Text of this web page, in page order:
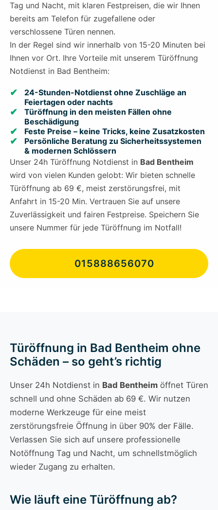
Tag und Nacht, mit klaren Festpreisen, die wir Ihnen
bereits am Telefon für zugefallene oder
verschlossene Türen nennen.
In der Regel sind wir innerhalb von 15-20 Minuten bei
Ihnen vor Ort. Ihre Vorteile mit unserem Türöffnung
Notdienst in Bad Bentheim:
24-Stunden-Notdienst ohne Zuschläge an
Feiertagen oder nachts
Türöffnung in den meisten Fällen ohne
Beschädigung
Feste Preise – keine Tricks, keine Zusatzkosten
Persönliche Beratung zu Sicherheitssystemen
& modernen Schlössern
Unser 24h Türöffnung Notdienst in Bad Bentheim
wird von vielen Kunden gelobt: Wir bieten schnelle
Türöffnung ab 69 €, meist zerstörungsfrei, mit
Anfahrt in 15-20 Min. Vertrauen Sie auf unsere
Zuverlässigkeit und fairen Festpreise. Speichern Sie
unsere Nummer für jede Türöffnung im Notfall!
015888656070
Türöffnung in Bad Bentheim ohne
Schäden – so geht’s richtig
Unser 24h Notdienst in Bad Bentheim öffnet Türen
schnell und ohne Schäden ab 69 €. Wir nutzen
moderne Werkzeuge für eine meist
zerstörungsfreie Öffnung in über 90% der Fälle.
Verlassen Sie sich auf unsere professionelle
Notöffnung Tag und Nacht, um schnellstmöglich
wieder Zugang zu erhalten.
Wie läuft eine Türöffnung ab?